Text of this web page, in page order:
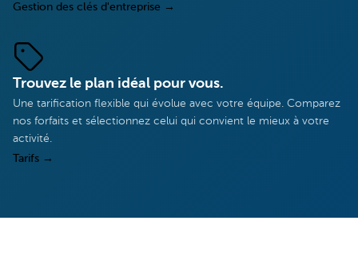
Gestion des clés d'entreprise →
Trouvez le plan idéal pour vous.
Une tarification flexible qui évolue avec votre équipe. Comparez
nos forfaits et sélectionnez celui qui convient le mieux à votre
activité.
Tarifs →